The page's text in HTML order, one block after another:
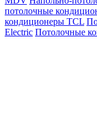
потолочные
кондиционеры TCL
Electric Потолочные